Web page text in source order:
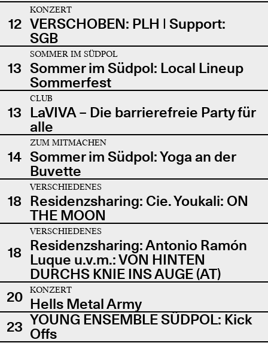
12
KONZERT
VERSCHOBEN: PLH | Support:
SGB
13
SOMMER IM SÜDPOL
Sommer im Südpol: Local Lineup
Sommerfest
13
CLUB
LaVIVA – Die barrierefreie Party für
alle
14
ZUM MITMACHEN
Sommer im Südpol: Yoga an der
Buvette
18
VERSCHIEDENES
Residenzsharing: Cie. Youkali: ON
THE MOON
18
VERSCHIEDENES
Residenzsharing: Antonio Ramón
Luque u.v.m.: VON HINTEN
DURCHS KNIE INS AUGE (AT)
20
KONZERT
Hells Metal Army
23 YOUNG ENSEMBLE SÜDPOL: Kick
Offs